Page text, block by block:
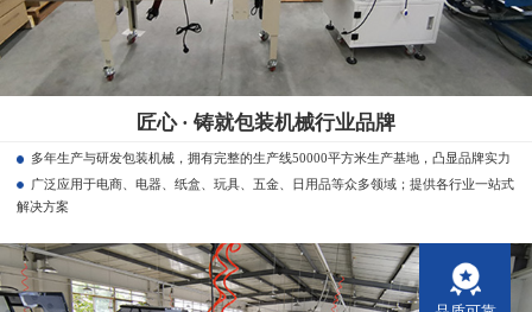
匠心 · 铸就包装机械行业品牌
多年生产与研发包装机械，拥有完整的生产线50000平方米生产基地，凸显品牌实力
广泛应用于电商、电器、纸盒、玩具、五金、日用品等众多领域；提供各行业一站式
解决方案